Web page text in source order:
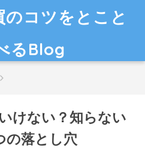
のコツをとこと
るBlog
けない？知らない
の落とし穴